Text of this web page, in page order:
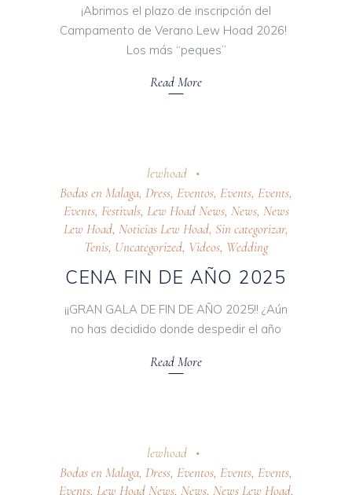
¡Abrimos el plazo de inscripción del
Campamento de Verano Lew Hoad 2026!
Los más “peques”
Read More
lewhoad
Bodas en Malaga, Dress, Eventos, Events, Events,
Events, Festivals, Lew Hoad News, News, News
Lew Hoad, Noticias Lew Hoad, Sin categorizar,
Tenis, Uncategorized, Videos, Wedding
CENA FIN DE AÑO 2025
¡¡GRAN GALA DE FIN DE AÑO 2025!! ¿Aún
no has decidido donde despedir el año
Read More
lewhoad
Bodas en Malaga, Dress, Eventos, Events, Events,
Events, Lew Hoad News, News, News Lew Hoad,